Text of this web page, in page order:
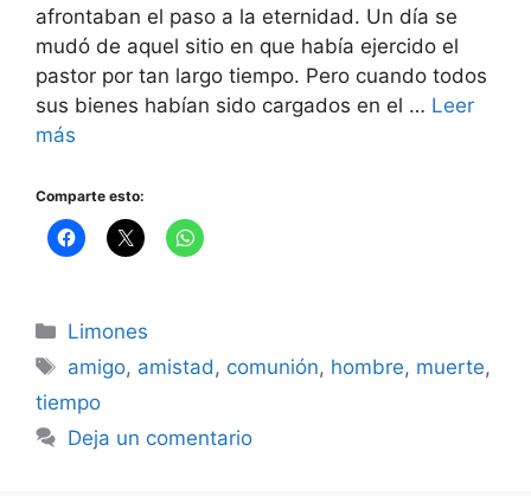
afrontaban el paso a la eternidad. Un día se
mudó de aquel sitio en que había ejercido el
pastor por tan largo tiempo. Pero cuando todos
sus bienes habían sido cargados en el … Leer
más
Comparte esto:
Categorías
Limones
Etiquetas
amigo, amistad, comunión, hombre, muerte,
tiempo
Deja un comentario